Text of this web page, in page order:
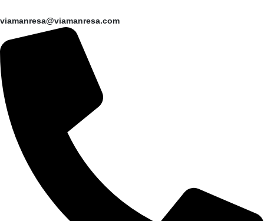
viamanresa@viamanresa.com